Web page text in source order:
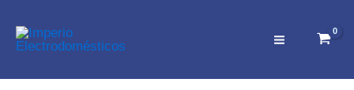
contenido